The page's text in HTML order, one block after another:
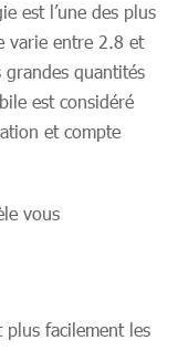
est l’une des plus
varie entre 2.8 et
quantités
est considéré
et compte
vous
plus facilement les